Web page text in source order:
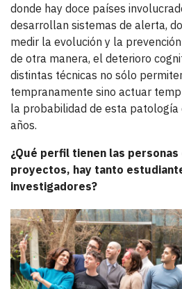
donde hay doce países
desarrollan sistemas de alerta,
medir la evolución y la
de otra manera, el deterioro
distintas técnicas no sólo
tempranamente sino actuar
la probabilidad de esta patología
años.
¿Qué perfil tienen las
proyectos, hay tanto
investigadores?